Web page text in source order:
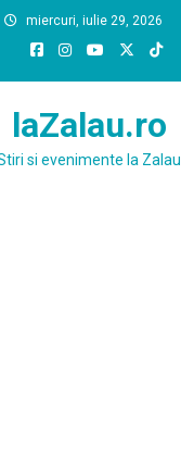
miercuri, iulie 29, 2026
laZalau.ro
si evenimente la Zalau